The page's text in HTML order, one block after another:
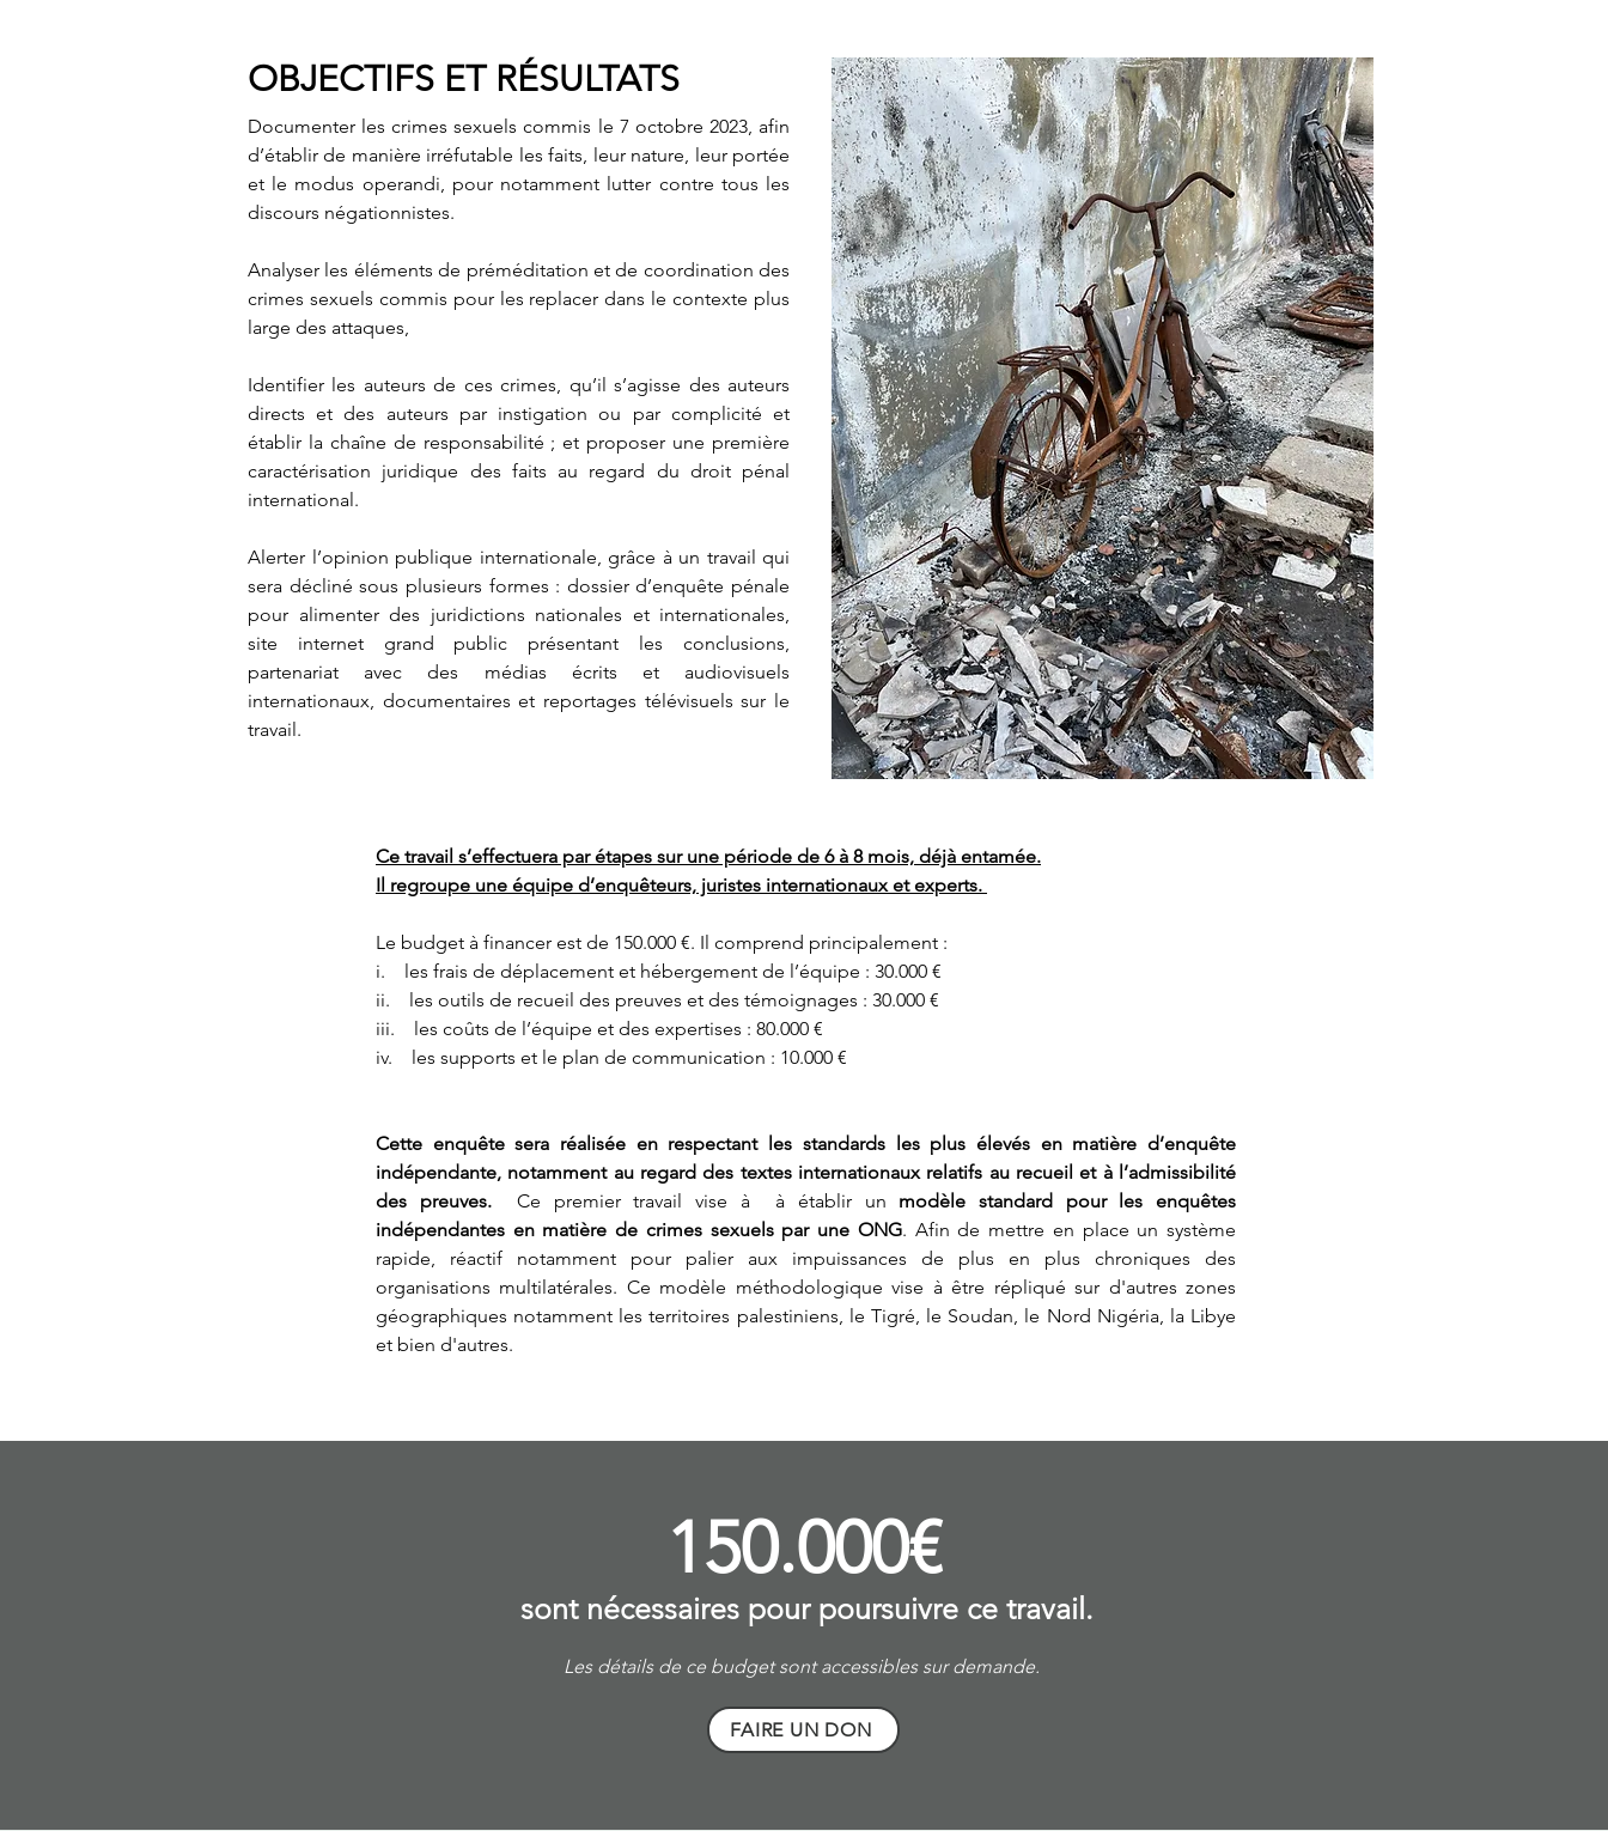
OBJECTIFS ET RÉSULTATS
Documenter les crimes sexuels commis le 7 octobre 2023, afin
d’établir de manière irréfutable les faits, leur nature, leur portée
et le modus operandi, pour notamment lutter contre tous les
discours négationnistes.
Analyser les éléments de préméditation et de coordination des
crimes sexuels commis pour les replacer dans le contexte plus
large des attaques,
Identifier les auteurs de ces crimes, qu’il s’agisse des auteurs
directs et des auteurs par instigation ou par complicité et
établir la chaîne de responsabilité ; et proposer une première
caractérisation juridique des faits au regard du droit pénal
international.
Alerter l’opinion publique internationale, grâce à un travail qui
sera décliné sous plusieurs formes : dossier d’enquête pénale
pour alimenter des juridictions nationales et internationales,
site internet grand public présentant les conclusions,
partenariat avec des médias écrits et audiovisuels
internationaux, documentaires et reportages télévisuels sur le
travail.​
Ce travail s’effectuera par étapes sur une période de 6 à 8 mois, déjà entamée.
Il regroupe une équipe d’enquêteurs, juristes internationaux et experts.
Le budget à financer est de 150.000 €. Il comprend principalement :
i. les frais de déplacement et hébergement de l’équipe : 30.000 €
ii. les outils de recueil des preuves et des témoignages : 30.000 €
iii. les coûts de l’équipe et des expertises : 80.000 €
iv. les supports et le plan de communication : 10.000 €
Cette enquête sera réalisée en respectant les standards les plus élevés en matière d’enquête
indépendante, notamment au regard des textes internationaux relatifs au recueil et à l’admissibilité
des preuves.Ce premier travail vise à à établir un modèle standard pour les enquêtes
indépendantes en matière de crimes sexuels par une ONG. Afin de mettre en place un système
rapide, réactif notamment pour palier aux impuissances de plus en plus chroniques des
organisations multilatérales. Ce modèle méthodologique vise à être répliqué sur d'autres zones
géographiques notamment les territoires palestiniens, le Tigré, le Soudan, le Nord Nigéria, la Libye
et bien d'autres.
150.000€
sont nécessaires pour poursuivre ce travail.
Les détails de ce budget sont accessibles sur demande.
FAIRE UN DON